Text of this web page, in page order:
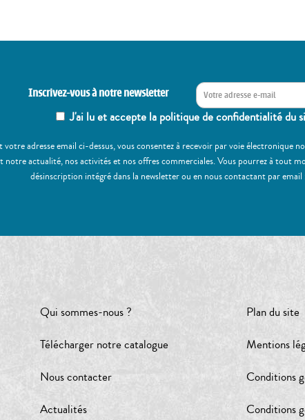
Inscrivez-vous à notre newsletter
J'ai lu et accepte la politique de confidentialité du
votre adresse email ci-dessus, vous consentez à recevoir par voie électronique
notre actualité, nos activités et nos offres commerciales. Vous pourrez à tout
désinscription intégré dans la newsletter ou en nous contactant par
Qui sommes-nous ?
Télécharger notre catalogue
Nous contacter
Actualités
Plan du site
Mentions
Conditions
Conditions